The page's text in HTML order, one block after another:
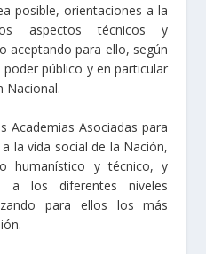
posible, orientaciones a la
aspectos técnicos y
aceptando para ello, según
público y en particular
Nacional.
Academias Asociadas para
la vida social de la Nación,
humanístico y técnico, y
a los diferentes niveles
para ellos los más